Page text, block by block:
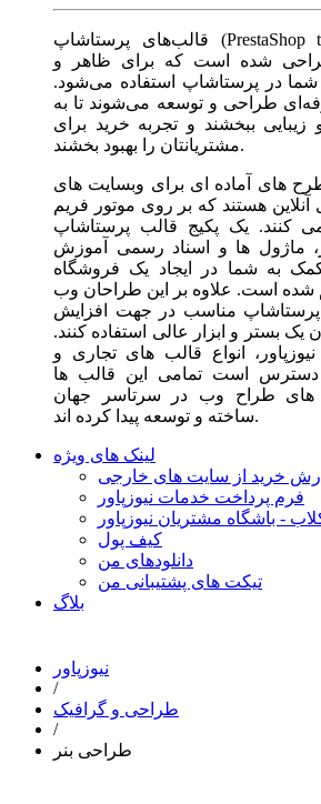
قالب‌های پرستاشاپ (PrestaShop themes) مجموعه‌ای از
شده است که برای ظاهر و
شما در پرستاشاپ استفاده می‌شود.
طراحی و توسعه می‌شوند تا به
ببخشند و تجربه خرید برای
مشتریانتان را بهبود بخشند.
های آماده ای برای وبسایت های
هستند که بر روی موتور فریم
کنند. یک پکیج قالب پرستاشاپ
ماژول ها و اسناد رسمی آموزش
به شما در ایجاد یک فروشگاه
شده است. علاوه بر این طراحان وب
پرستاشاپ مناسب در جهت افزایش
بستر و ابزار عالی استفاده کنند.
انواع قالب های تجاری و
دسترس است تمامی این قالب ها
طراح وب در سرتاسر جهان
ساخته و توسعه پیدا کرده اند.
لینک های ویژه
خرید از سایت های خارجی
فرم پرداخت خدمات نیوزپاور
- باشگاه مشتریان نیوزپاور
کیف پول
دانلودهای من
تیکت های پشتیبانی من
بلاگ
نیوزپاور
/
طراحی و گرافیک
/
طراحی بنر